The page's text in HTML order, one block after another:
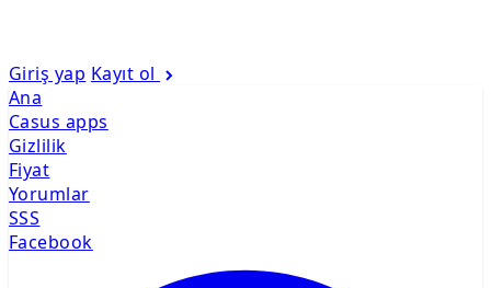
Giriş yap Kayıt ol
Ana
Casus apps
Gizlilik
Fiyat
Yorumlar
SSS
Facebook